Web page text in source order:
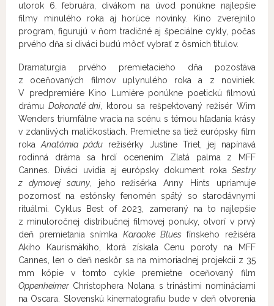
utorok 6. februára, divákom na úvod ponúkne najlepšie
filmy minulého roka aj horúce novinky. Kino zverejnilo
program, figurujú v ňom tradičné aj špeciálne cykly, počas
prvého dňa si diváci budú môcť vybrať z ôsmich titulov.
Dramaturgia prvého premietacieho dňa pozostáva
z oceňovaných filmov uplynulého roka a z noviniek.
V predpremiére Kino Lumière ponúkne poetickú filmovú
drámu Dokonalé dni , ktorou sa rešpektovaný režisér Wim
Wenders triumfálne vracia na scénu s témou hľadania krásy
v zdanlivých maličkostiach. Premietne sa tiež európsky film
rokaAnatómia pádu režisérky Justine Triet, jej napínavá
rodinná dráma sa hrdí ocenením Zlatá palma z MFF
Cannes. Diváci uvidia aj európsky dokument roka Sestry
z dymovej sauny, jeho režisérka Anny Hints upriamuje
pozornosť na estónsky fenomén spätý so starodávnymi
rituálmi. Cyklus Best of 2023, zameraný na to najlepšie
z minuloročnej distribučnej filmovej ponuky, otvorí v prvý
deň premietania snímka Karaoke Blues fínskeho režiséra
Akiho Kaurismäkiho, ktorá získala Cenu poroty na MFF
Cannes, len o deň neskôr sa na mimoriadnej projekcii z 35
mm kópie v tomto cykle premietne oceňovaný film
Oppenheimer Christophera Nolana s trinástimi nomináciami
na Oscara. Slovenskú kinematografiu bude v deň otvorenia